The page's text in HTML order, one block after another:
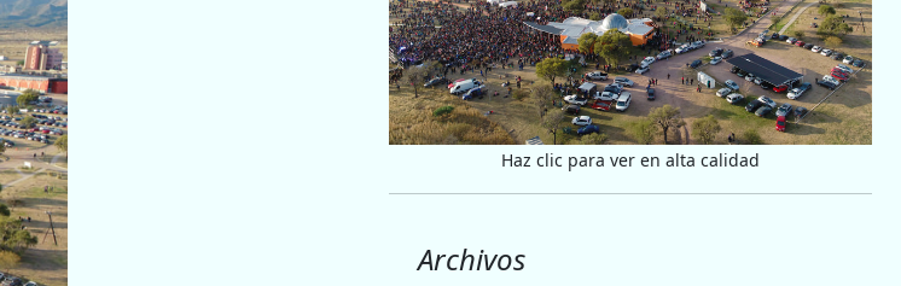
Haz clic para ver en alta calidad
Archivos